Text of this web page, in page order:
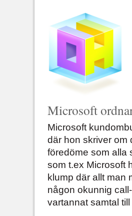
Microsoft
Microsoft
där hon skriver om
föredöme som alla
som t.ex Microsoft
klump där allt man
någon okunnig
vartannat samtal